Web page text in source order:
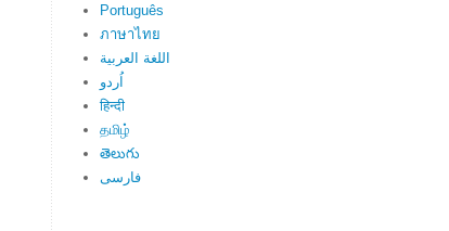
Português
ภาษาไทย
اللغة العربية
اُردو
हिन्दी
தமிழ்
తెలుగు
فارسی